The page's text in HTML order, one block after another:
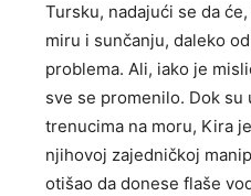
Tursku, nadajući se da
miru i sunčanju, daleko
problema. Ali, iako je
sve se promenilo. Dok su
trenucima na moru, Kira
njihovoj zajedničkoj
otišao da donese flaše